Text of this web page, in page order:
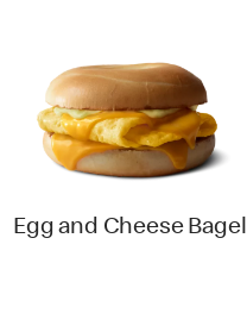
Egg and Cheese Bagel